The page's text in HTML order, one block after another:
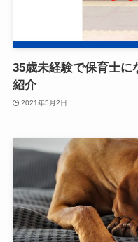
35歳未経験で保育士に
紹介
2021年5月2日